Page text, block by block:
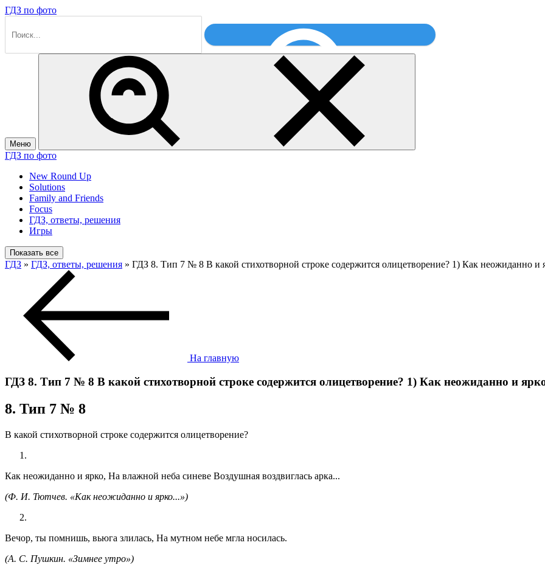
ГДЗ по фото
Меню
ГДЗ по фото
New Round Up
Solutions
Family and Friends
Focus
ГДЗ, ответы, решения
Игры
Показать все
ГДЗ » ГДЗ, ответы, решения » ГДЗ 8. Тип 7 № 8 В какой стихотворной строке содержится олицетворение? 1) Как неожиданно и
На главную
ГДЗ 8. Тип 7 № 8 В какой стихотворной строке содержится олицетворение? 1) Как неожиданно и
8. Тип 7 № 8
В какой стихотворной строке содержится олицетворение?
Как неожиданно и ярко, На влажной неба синеве Воздушная воздвиглась арка...
(Ф. И. Тютчев. «Как неожиданно и ярко...»)
Вечор, ты помнишь, вьюга злилась, На мутном небе мгла носилась.
(А. С. Пушкин. «Зимнее утро»)